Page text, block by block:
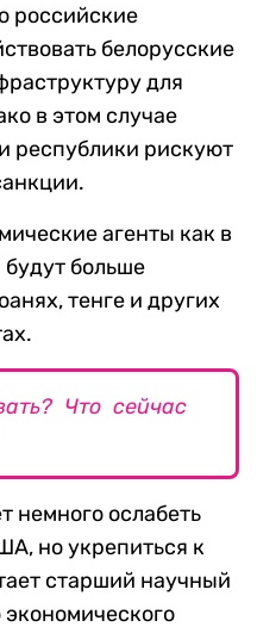
российские
белорусские
для
в этом случае
республики рискуют
агенты как в
больше
тенге и других
Что сейчас
немного ослабеть
но укрепиться к
старший научный